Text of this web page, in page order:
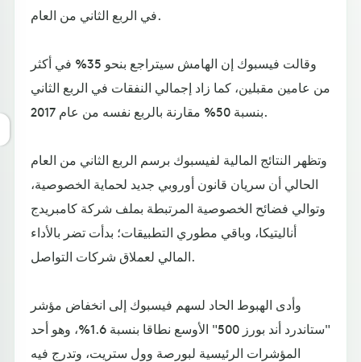
في الربع الثاني من العام.
وقالت فيسبوك إن الهامش سيتراجع بنحو 35% في أكثر
من عامين مقبلين، كما زاد إجمالي النفقات في الربع الثاني
بنسبة 50% مقارنة بالربع نفسه من عام 2017.
وتظهر النتائج المالية لفيسبوك برسم الربع الثاني من العام
الحالي أن سريان قانون أوروبي جديد لحماية الخصوصية،
وتوالي فضائح الخصوصية المرتبطة بملف شركة كامبريدج
أناليتيكا، وباقي مطوري التطبيقات؛ بدأت تضر بالأداء
المالي لعملاق شركات التواصل.
وأدى الهبوط الحاد لسهم فيسبوك إلى انخفاض مؤشر
"ستاندرد أند بورز 500" الأوسع نطاقا بنسبة 1.6%، وهو أحد
المؤشرات الرئيسية لبورصة وول ستريت، وتدرج فيه